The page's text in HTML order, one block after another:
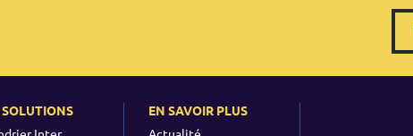
EN SAVOIR PLUS